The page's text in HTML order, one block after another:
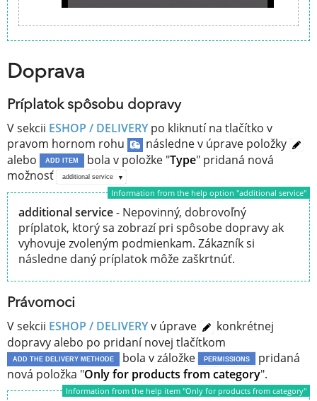
Doprava
Príplatok spôsobu dopravy
V sekcii ESHOP / DELIVERYpo kliknutí na tlačítko v
pravom hornom rohu
následne v úprave položky
alebo
ADD ITEM bola v položke "Type" pridaná nová
možnosť
additional service
Information from the help option "additional service"
additional service- Nepovinný, dobrovoľný
príplatok, ktorý sa zobrazí pri spôsobe dopravy ak
vyhovuje zvoleným podmienkam. Zákazník si
následne daný príplatok môže zaškrtnúť.
Právomoci
V sekcii ESHOP / DELIVERYv úprave
konkrétnej
dopravy alebo po pridaní novej tlačítkom
ADD THE DELIVERY METHODE bola v záložke PERMISSIONS
pridaná
nová položka "Only for products from category".
Information from the help item "Only for products from category"